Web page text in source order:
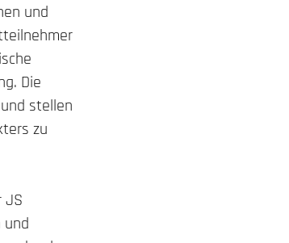
und
Die
stellen
zu
JS
und